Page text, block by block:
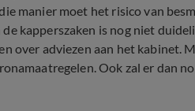
manier moet het risico van
kapperszaken is nog niet
over adviezen aan het kabinet.
Ook zal er dan